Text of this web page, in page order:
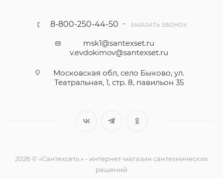
8-800-250-44-50 ЗАКАЗАТЬ ЗВОНОК
msk1@santexset.ru
v.evdokimov@santexset.ru
Московская обл, село Быково, ул.
Театральная, 1, стр. 8, павильон 35
2026 © «Сантехсеть » - интернет-магазин сантехнических
решений